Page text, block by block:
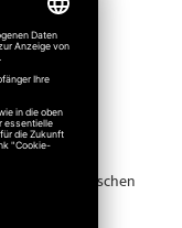
Sie zwischen